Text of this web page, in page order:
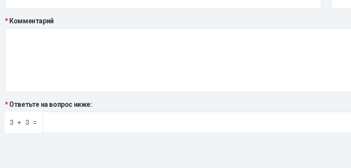
Комментарий
Ответьте на вопрос ниже: